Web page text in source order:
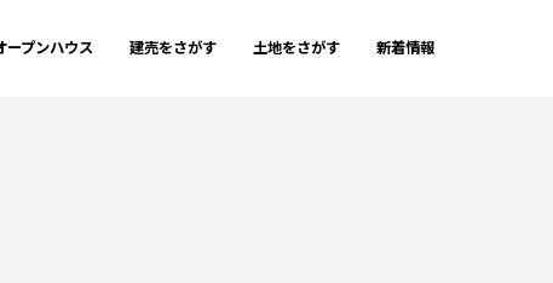
ープンハウス 建売をさがす 土地をさがす 新着情報